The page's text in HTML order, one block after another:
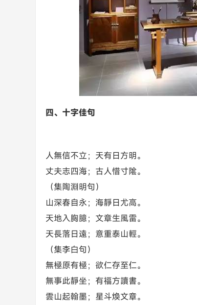
四、十字佳句
人無信不立；天有日方明。
丈夫志四海；古人惜寸隂。
（集陶淵明句）
山深春自永；海靜日尤高。
天地入胸臆；文章生風雷。
天長落日遠；意重泰山輕。
（集李白句）
無極原有極；欲仁存至仁。
無事此靜坐；有福方讀書。
雲山起翰墨；星斗煥文章。